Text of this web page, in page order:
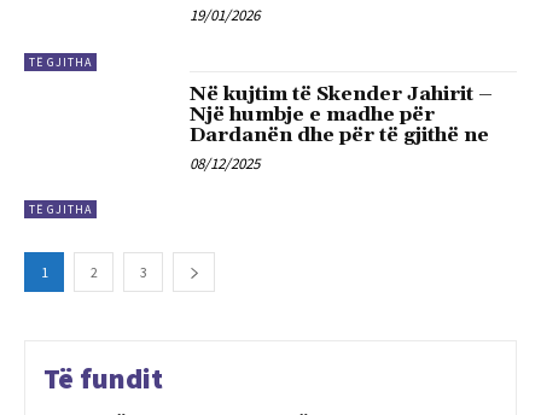
TË GJITHA
19/01/2026
TË GJITHA
Në kujtim të Skender Jahirit –
Një humbje e madhe për
Dardanën dhe për të gjithë ne
08/12/2025
1 2 3
Të fundit